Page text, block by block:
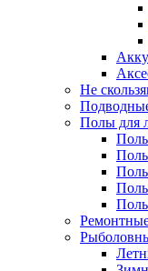
Не
Полы для